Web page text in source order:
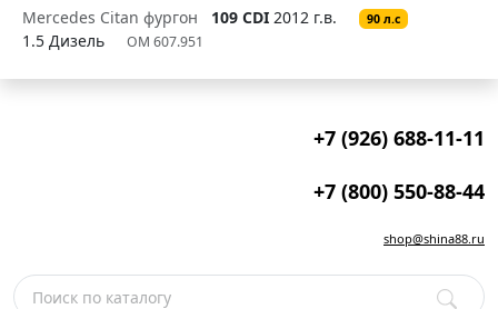
Mercedes Citan фургон 109 CDI 2012 г.в. 90 л.с
1.5 Дизель OM 607.951
+7 (926) 688-11-11
+7 (800) 550-88-44
shop@shina88.ru